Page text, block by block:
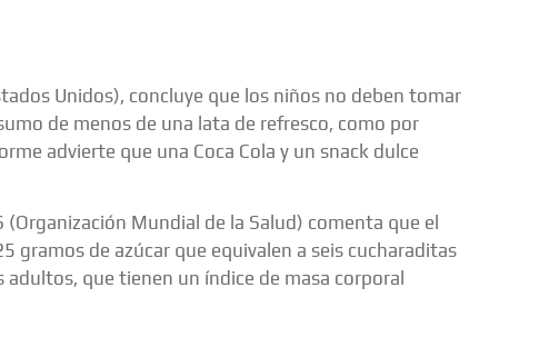
Unidos), concluye que los niños no deben tomar
de menos de una lata de refresco, como por
advierte que una Coca Cola y un snack dulce
Mundial de la Salud) comenta que el
gramos de azúcar que equivalen a seis cucharaditas
adultos, que tienen un índice de masa corporal